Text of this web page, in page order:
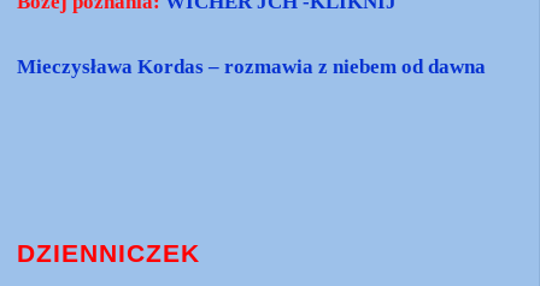
Mieczysława Kordas – rozmawia z niebem od dawna
DZIENNICZEK